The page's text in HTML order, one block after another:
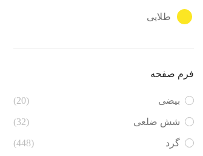
طلایی
فرم صفحه
بیضی (20)
شش ضلعی (32)
گرد (448)